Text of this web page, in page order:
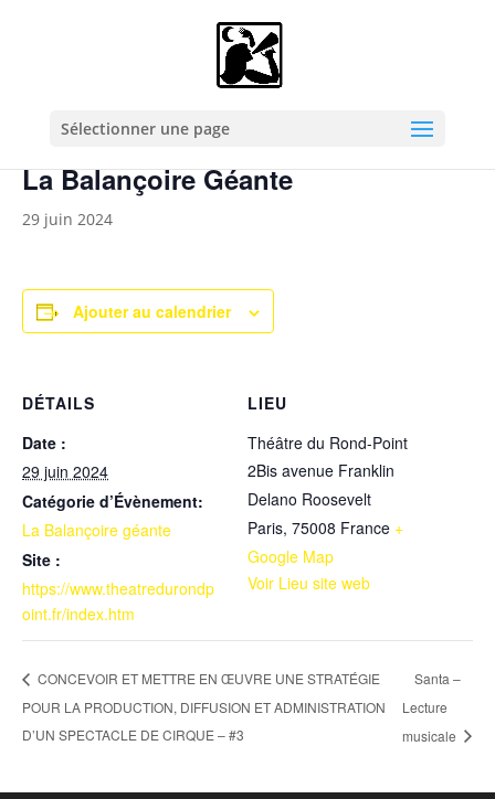
Sélectionner une page
Cet évènement est passé.
La Balançoire Géante
29 juin 2024
Ajouter au calendrier
DÉTAILS
Date :
29 juin 2024
Catégorie d’Évènement:
La Balançoire géante
Site :
https://www.theatredurondp
oint.fr/index.htm
LIEU
Théâtre du Rond-Point
2Bis avenue Franklin
Delano Roosevelt
Paris, 75008 France +
Google Map
Voir Lieu site web
CONCEVOIR ET METTRE EN ŒUVRE UNE STRATÉGIE
POUR LA PRODUCTION, DIFFUSION ET ADMINISTRATION
D’UN SPECTACLE DE CIRQUE – #3
Santa –
Lecture
musicale